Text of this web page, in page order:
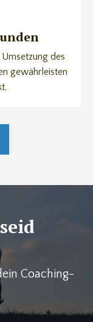
des
gewährleisten
Coaching-